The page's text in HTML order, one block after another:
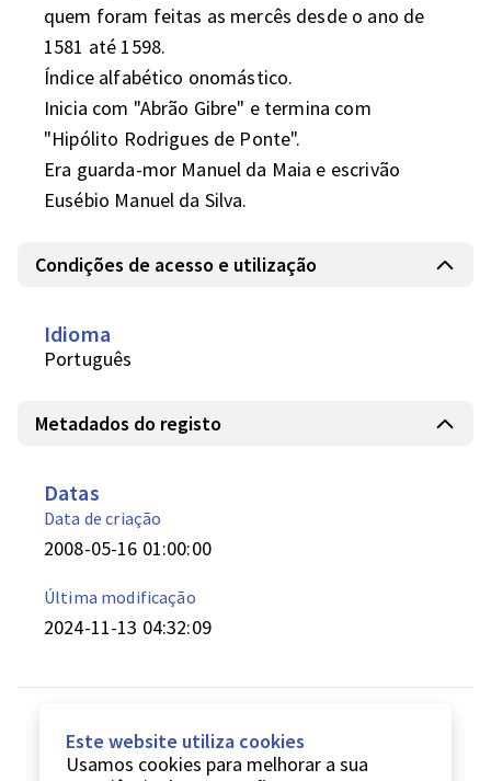
quem foram feitas as mercês desde o ano de
1581 até 1598.
Índice alfabético onomástico.
Inicia com "Abrão Gibre" e termina com
"Hipólito Rodrigues de Ponte".
Era guarda-mor Manuel da Maia e escrivão
Condições de acesso e utilização
Idioma
Português
Metadados do registo
Datas
Data de criação
2008-05-16 01:00:00
Última modificação
2024-11-13 04:32:09
Este website utiliza cookies
Usamos cookies para melhorar a sua